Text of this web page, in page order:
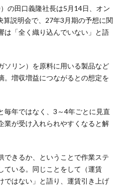
の田口義隆社長は5月14日、オン
説明会で、27年3月期の予想に関
は「全く織り込んでいない」と語
ソリン）を原料に用いる製品など
。増収増益につながるとの想定を
毎年ではなく、3～4年ごとに見直
業が受け入れられやすくなると解
できるか、ということで作業ステ
ている。同じことをして（運賃
ではない」と語り、運賃引き上げ